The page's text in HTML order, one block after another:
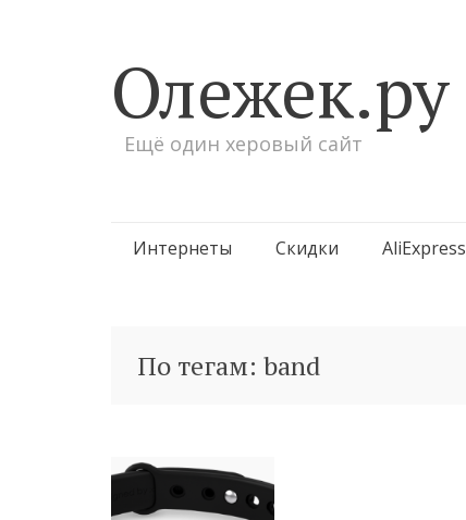
Олежек.ру
Ещё один херовый сайт
Перейти
Интернеты Скидки AliExpress
По тегам: band